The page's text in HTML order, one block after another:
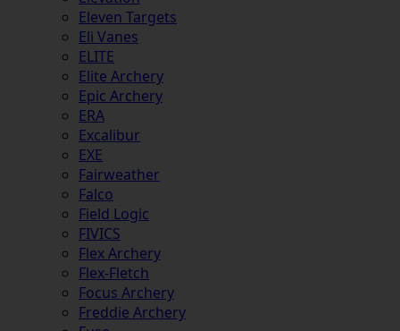
Eleven Targets
Eli Vanes
ELITE
Elite Archery
Epic Archery
ERA
Excalibur
EXE
Fairweather
Falco
Field Logic
FIVICS
Flex Archery
Flex-Fletch
Focus Archery
Freddie Archery